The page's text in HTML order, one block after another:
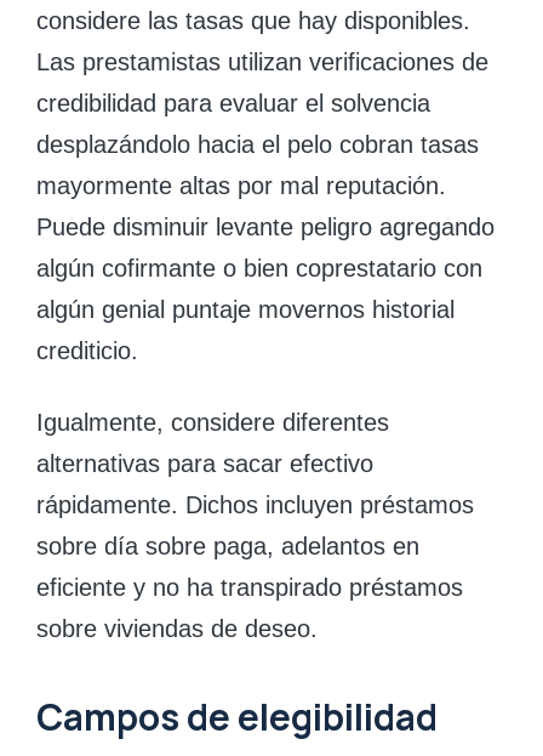
considere las tasas que hay disponibles.
Las prestamistas utilizan verificaciones de
credibilidad para evaluar el solvencia
desplazándolo hacia el pelo cobran tasas
mayormente altas por mal reputación.
Puede disminuir levante peligro agregando
algún cofirmante o bien coprestatario con
algún genial puntaje movernos historial
crediticio.
Igualmente, considere diferentes
alternativas para sacar efectivo
rápidamente. Dichos incluyen préstamos
sobre día sobre paga, adelantos en
eficiente y no ha transpirado préstamos
sobre viviendas de deseo.
Campos de elegibilidad